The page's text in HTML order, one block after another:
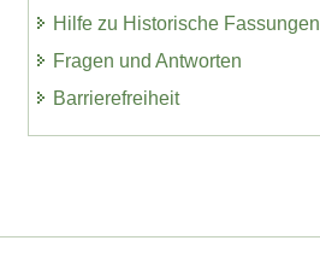
Hilfe zu Historische Fassungen
Fragen und Antworten
Barrierefreiheit